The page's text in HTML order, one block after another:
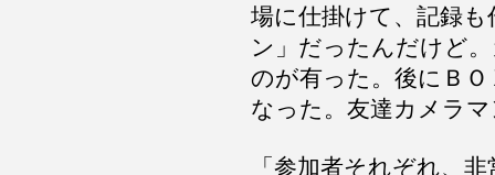
場に仕掛けて、記録
ン」だったんだけど
のが有った。後にＢ
なった。友達カメラ
「参加者それぞれ、